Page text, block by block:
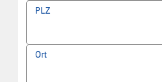
PLZ
Ort